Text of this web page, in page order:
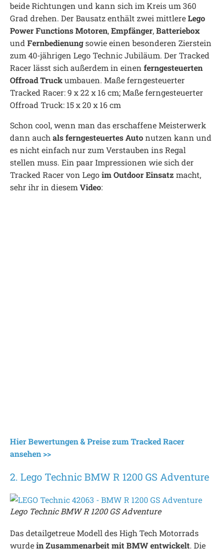
beide Richtungen und kann sich im Kreis um 360
Grad drehen. Der Bausatz enthält zwei mittlereLego
Power Functions Motoren,Empfänger,Batteriebox
und Fernbedienungsowie einen besonderen Zierstein
zum 40-jährigen Lego Technic Jubiläum. Der Tracked
Racer lässt sich außerdem in einen ferngesteuerten
Offroad Truckumbauen. Maße ferngesteuerter
Tracked Racer: 9 x 22 x 16 cm; Maße ferngesteuerter
Offroad Truck: 15 x 20 x 16 cm
Schon cool, wenn man das erschaffene Meisterwerk
dann auch als ferngesteuertes Autonutzen kann und
es nicht einfach nur zum Verstauben ins Regal
stellen muss. Ein paar Impressionen wie sich der
Tracked Racer von Legoim Outdoor Einsatz macht,
sehr ihr in diesem Video:
Hier Bewertungen & Preise zum Tracked Racer
ansehen >>
2. Lego Technic BMW R 1200 GS Adventure
Lego Technic BMW R 1200 GS Adventure
Das detailgetreue Modell des High Tech Motorrads
wurdein Zusammenarbeit mit BMW entwickelt. Die